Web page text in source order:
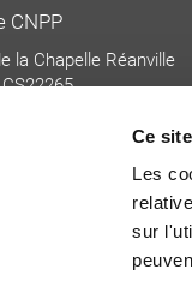
Ce
Les
sur
CNPP
la Chapelle Réanville